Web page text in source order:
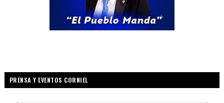
PRENSA Y EVENTOS CORNIEL